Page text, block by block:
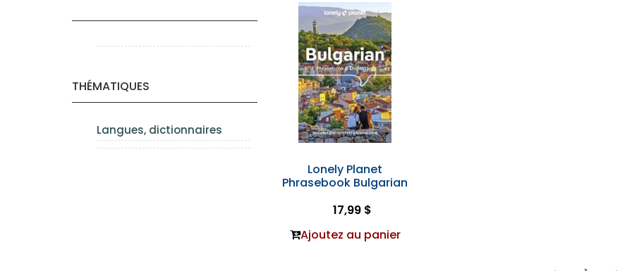
THÉMATIQUES
Langues, dictionnaires
Lonely Planet
Phrasebook Bulgarian
17,99 $
Ajoutez au panier